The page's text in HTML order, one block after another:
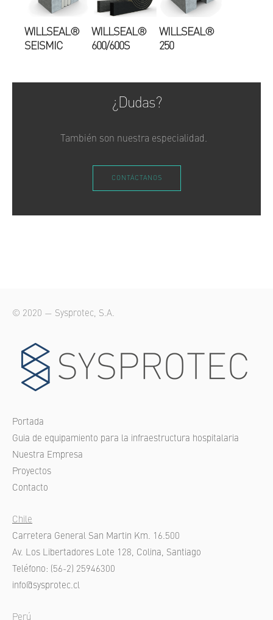
WILLSEAL®
SEISMIC
WILLSEAL®
600/600S
WILLSEAL®
250
¿Dudas?
También son nuestra especialidad.
CONTÁCTANOS
© 2020 — Sysprotec, S.A.
Portada
Guia de equipamiento para la infraestructura hospitalaria
Nuestra Empresa
Proyectos
Contacto
Chile
Carretera General San Martin Km. 16.500
Av. Los Libertadores Lote 128, Colina, Santiago
Teléfono: (56-2) 25946300
info@sysprotec.cl
Perú